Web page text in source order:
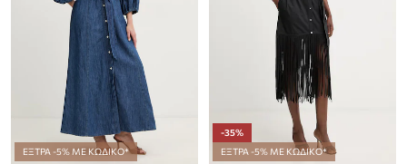
ΕΞΤΡΑ -5% ΜΕ ΚΩΔΙΚΟ*
-35%
ΕΞΤΡΑ -5% ΜΕ ΚΩΔΙΚΟ*